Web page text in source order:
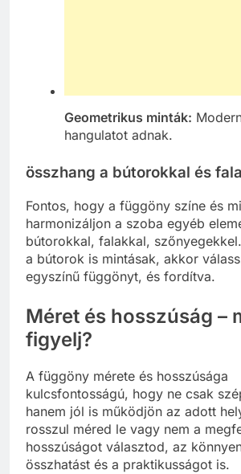
Geometrikus minták:
hangulatot adnak.
összhang a bútorokkal és
Fontos, hogy a függöny színe és
harmonizáljon a szoba egyéb
bútorokkal, falakkal,
a bútorok is mintásak, akkor
egyszínű függönyt, és fordítva.
Méret és hosszúság –
figyelj?
A függöny mérete és hosszúsága
kulcsfontosságú, hogy ne csak
hanem jól is működjön az adott
rosszul méred le vagy nem a
hosszúságot választod, az
összhatást és a praktikusságot is.